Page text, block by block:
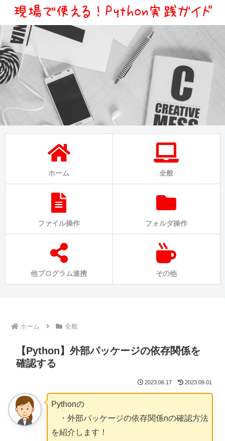
ホーム 全般
ファイル操作 フォルダ操作
他プログラム連携 その他
ホーム 全般
【Python】外部パッケージの依存関係を
確認する
2023.06.17 2023.09.01
Pythonの
・外部パッケージの依存関係nの確認方法
を紹介します！